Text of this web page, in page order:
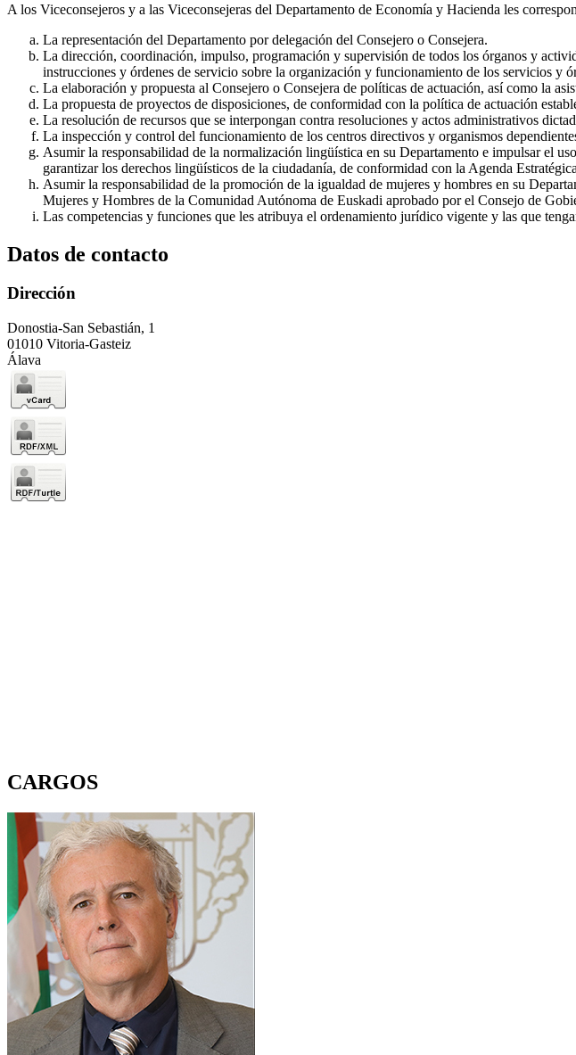
A los Viceconsejeros y a las Viceconsejeras del Departamento de Economía y Hacienda les
La representación del Departamento por delegación del Consejero o Consejera.
La dirección, coordinación, impulso, programación y supervisión de todos los órganos y
instrucciones y órdenes de servicio sobre la organización y funcionamiento de los servicios y
La elaboración y propuesta al Consejero o Consejera de políticas de actuación, así como la
La propuesta de proyectos de disposiciones, de conformidad con la política de actuación
La resolución de recursos que se interpongan contra resoluciones y actos administrativos
La inspección y control del funcionamiento de los centros directivos y organismos
Asumir la responsabilidad de la normalización lingüística en su Departamento e impulsar el
garantizar los derechos lingüísticos de la ciudadanía, de conformidad con la Agenda
Asumir la responsabilidad de la promoción de la igualdad de mujeres y hombres en su
Mujeres y Hombres de la Comunidad Autónoma de Euskadi aprobado por el Consejo de
Las competencias y funciones que les atribuya el ordenamiento jurídico vigente y las que
Datos de contacto
Dirección
Donostia-San Sebastián, 1
01010 Vitoria-Gasteiz
Álava
CARGOS